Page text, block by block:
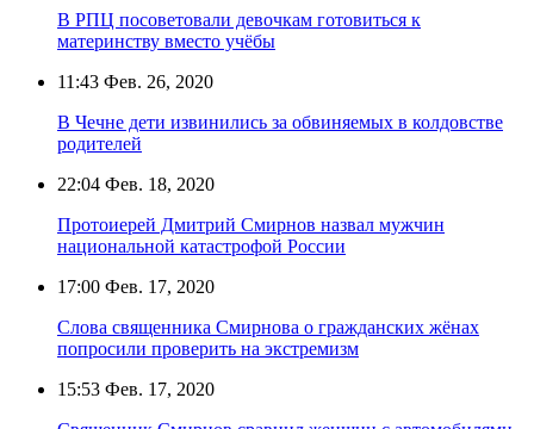
В РПЦ посоветовали девочкам готовиться к
материнству вместо учёбы
11:43 Фев. 26, 2020
В Чечне дети извинились за обвиняемых в колдовстве
родителей
22:04 Фев. 18, 2020
Протоиерей Дмитрий Смирнов назвал мужчин
национальной катастрофой России
17:00 Фев. 17, 2020
Слова священника Смирнова о гражданских жёнах
попросили проверить на экстремизм
15:53 Фев. 17, 2020